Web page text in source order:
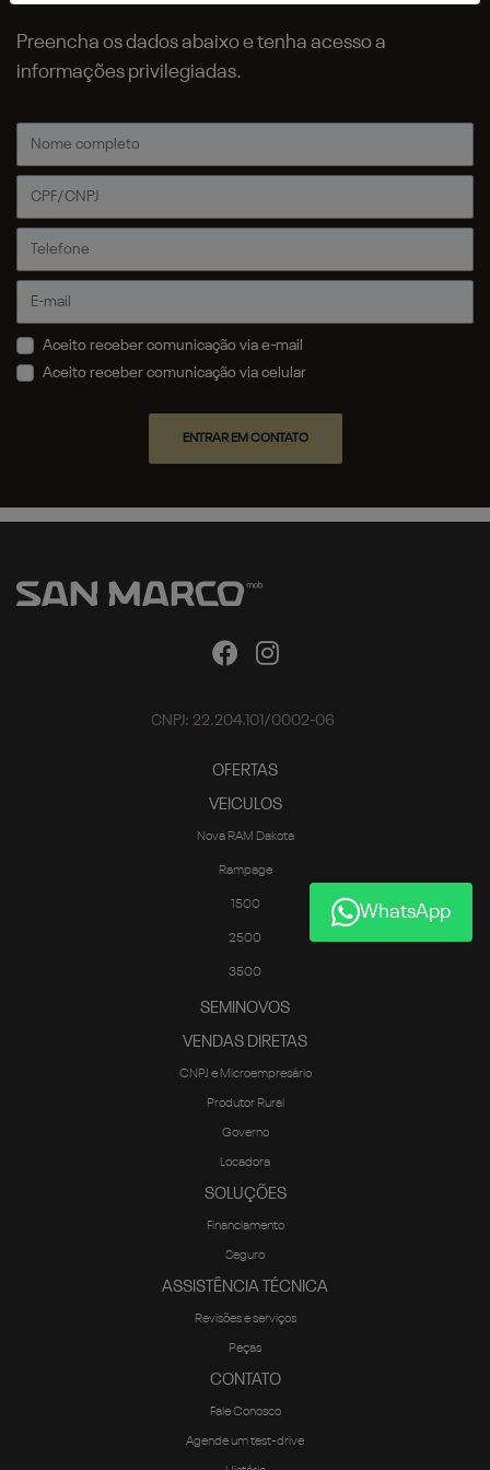
Preencha os dados abaixo e tenha acesso a
informações privilegiadas.
Aceito receber comunicação via e-mail
Aceito receber comunicação via celular
ENTRAR EM CONTATO
CNPJ: 22.204.101/0002-06
OFERTAS
VEICULOS
Nova RAM Dakota
Rampage
1500
2500
3500
SEMINOVOS
VENDAS DIRETAS
CNPJ e Microempresário
Produtor Rural
Governo
Locadora
SOLUÇÕES
Financiamento
Seguro
ASSISTÊNCIA TÉCNICA
Revisões e serviços
Peças
CONTATO
Fale Conosco
Agende um test-drive
WhatsApp